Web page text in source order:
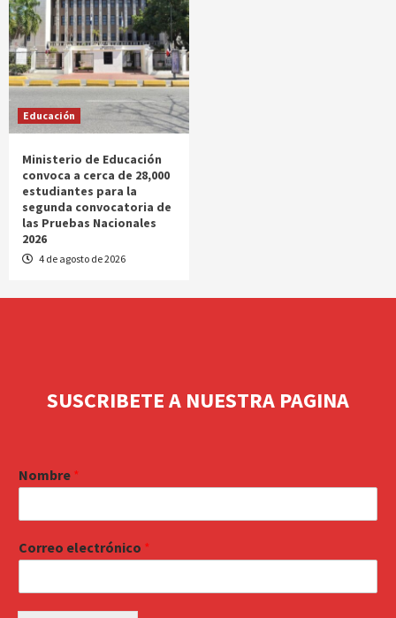
Educación
Ministerio de Educación
convoca a cerca de 28,000
estudiantes para la
segunda convocatoria de
las Pruebas Nacionales
2026
4 de agosto de 2026
SUSCRIBETE A NUESTRA PAGINA
Nombre *
Correo electrónico *